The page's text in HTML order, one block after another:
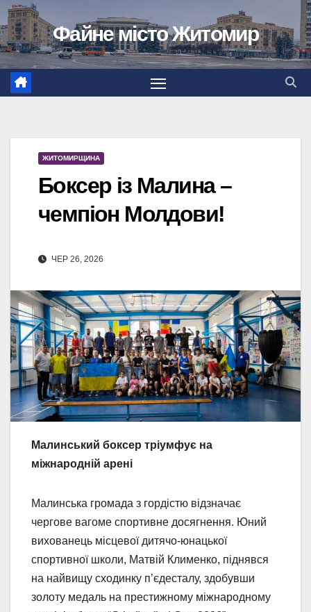
Перейти
до
вмісту
Файне місто Житомир
ЖИТОМИРЩИНА
Боксер із Малина –
чемпіон Молдови!
ЧЕР 26, 2026
Малинський боксер тріумфує на
міжнародній арені
Малинська громада з гордістю відзначає
чергове вагоме спортивне досягнення. Юний
вихованець місцевої дитячо-юнацької
спортивної школи, Матвій Клименко, піднявся
на найвищу сходинку п’єдесталу, здобувши
золоту медаль на престижному міжнародному